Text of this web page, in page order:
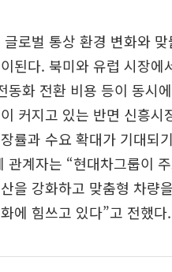
로벌 통상 환경 변화와 맞
된다. 북미와 유럽 시장에
동화 전환 비용 등이 동시
커지고 있는 반면 신흥시
률과 수요 확대가 기대되
관계자는 “현대차그룹이
을 강화하고 맞춤형 차량
에 힘쓰고 있다”고 전했다.